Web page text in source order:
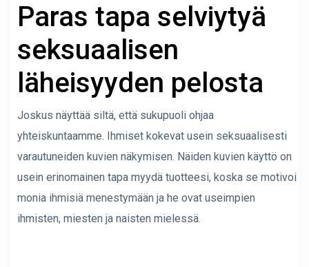
Paras tapa selviytyä
seksuaalisen
läheisyyden pelosta
Joskus näyttää siltä, ​​että sukupuoli ohjaa
yhteiskuntaamme. Ihmiset kokevat usein seksuaalisesti
varautuneiden kuvien näkymisen. Näiden kuvien käyttö on
usein erinomainen tapa myydä tuotteesi, koska se motivoi
monia ihmisiä menestymään ja he ovat useimpien
ihmisten, miesten ja naisten mielessä.